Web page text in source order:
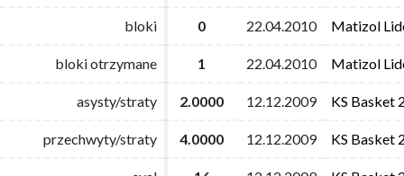
bloki 0 22.04.2010 Matizol
bloki otrzymane 1 22.04.2010 Matizol
asysty/straty 2.0000 12.12.2009 KS Basket
przechwyty/straty 4.0000 12.12.2009 KS Basket
bloki 0 22.04.2010 Matizol
bloki otrzymane 1 22.04.2010 Matizol
asysty/straty 2.0000 12.12.2009 KS Basket
przechwyty/straty 4.0000 12.12.2009 KS Basket